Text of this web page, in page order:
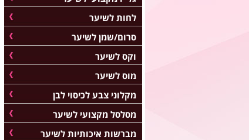
לחות לשיער
סרום/שמן לשיער
וקס לשיער
מוס לשיער
מקלוני צבע לכיסוי לבן
מסלסל מקצועי לשיער
מברשות איכותיות לשיער